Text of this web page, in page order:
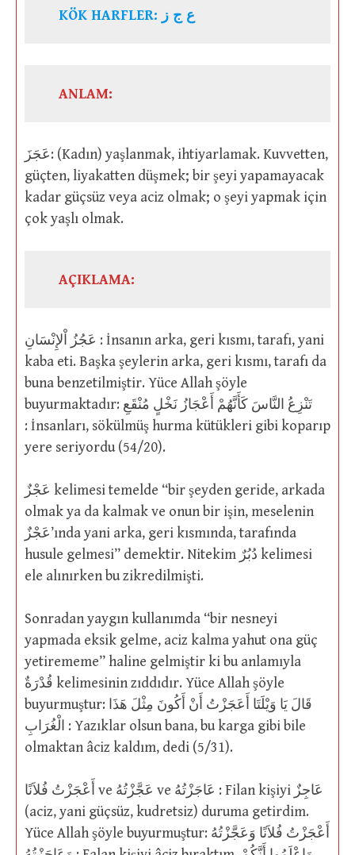
KÖK HARFLER: ع ج ز
ANLAM:
عَجَزَ: (Kadın) yaşlanmak, ihtiyarlamak. Kuvvetten,
güçten, liyakatten düşmek; bir şeyi yapamayacak
kadar güçsüz veya aciz olmak; o şeyi yapmak için
çok yaşlı olmak.
AÇIKLAMA:
عَجُزُ اْلإِنْسَانِ : İnsanın arka, geri kısmı, tarafı, yani
kaba eti. Başka şeylerin arka, geri kısmı, tarafı da
buna benzetilmiştir. Yüce Allah şöyle
buyurmaktadır: تَنْزِعُ النَّاسَ كَأَنَّهُمْ أَعْجَازُ نَخْلٍ مُنْقَعِ
: İnsanları, sökülmüş hurma kütükleri gibi koparıp
yere seriyordu (54/20).
عَجْزٌ kelimesi temelde “bir şeyden geride, arkada
olmak ya da kalmak ve onun bir işin, meselenin
عَجْزٌ’ında yani arka, geri kısmında, tarafında
husule gelmesi” demektir. Nitekim دُبُرٌ kelimesi
ele alınırken bu zikredilmişti.
Sonradan yaygın kullanımda “bir nesneyi
yapmada eksik gelme, aciz kalma yahut ona güç
yetirememe” haline gelmiştir ki bu anlamıyla
قُدْرَةٌ kelimesinin zıddıdır. Yüce Allah şöyle
buyurmuştur: قَالَ يَا وَيْلَتَا أَعَجَزْتُ أَنْ أَكُونَ مِثْلَ هَذَا
الْغُرَابِ : Yazıklar olsun bana, bu karga gibi bile
olmaktan âciz kaldım, dedi (5/31).
أَعْجَزْتُ فُلاَنًا ve عَجَّزْتُهُ ve عَاجَزْتُهُ : Filan kişiyi عَاجِزٌ
(aciz, yani güçsüz, kudretsiz) duruma getirdim.
Yüce Allah şöyle buyurmuştur: أَعْجَزْتُ فُلاَنًا وَعَجَّزْتُهُ